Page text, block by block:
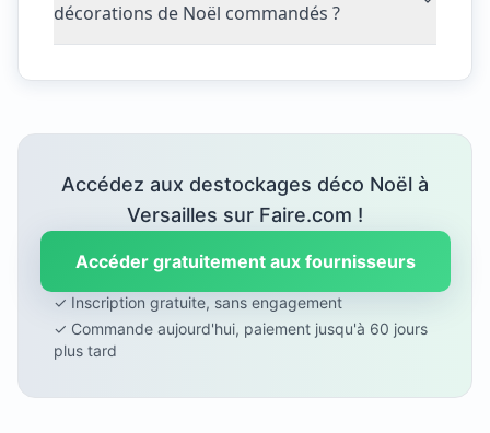
décorations de Noël commandés ?
Accédez aux destockages déco Noël à
Versailles sur Faire.com !
Accéder gratuitement aux fournisseurs
✓ Inscription gratuite, sans engagement
✓ Commande aujourd'hui, paiement jusqu'à 60 jours
plus tard